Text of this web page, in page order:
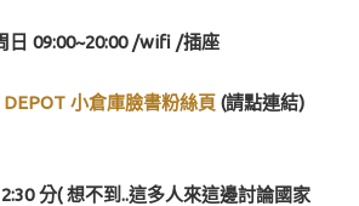
日 09:00~20:00 /wifi /插座
DEPOT 小倉庫臉書粉絲頁 (請點連結)
分( 想不到..這多人來這邊討論國家